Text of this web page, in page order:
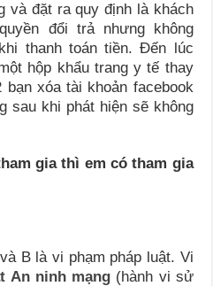
và đặt ra quy định là khách
đổi trả nhưng không
thanh toán tiền. Đến lúc
hộp khẩu trang y tế thay
xóa tài khoản facebook
sau khi phát hiện sẽ không
gia thì em có tham gia
B là vi phạm pháp luật. Vi
An ninh mạng (hành vi sử